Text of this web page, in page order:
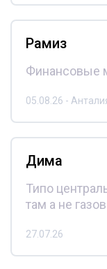
Рамиз
Финансовые
05.08.26 -
Дима
Типо
там а не
27.07.26